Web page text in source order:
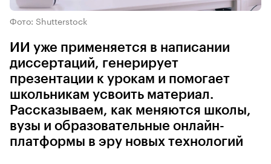
Фото: Shutterstock
ИИ уже применяется в написании
диссертаций, генерирует
презентации к урокам и помогает
школьникам усвоить материал.
Рассказываем, как меняются школы,
вузы и образовательные онлайн-
платформы в эру новых технологий